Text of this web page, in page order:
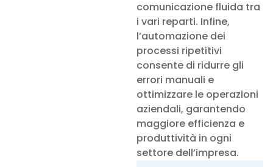
comunicazione fluida tra
i vari reparti. Infine,
l’automazione dei
processi ripetitivi
consente di ridurre gli
errori manuali e
ottimizzare le operazioni
aziendali, garantendo
maggiore efficienza e
produttività in ogni
settore dell’impresa.